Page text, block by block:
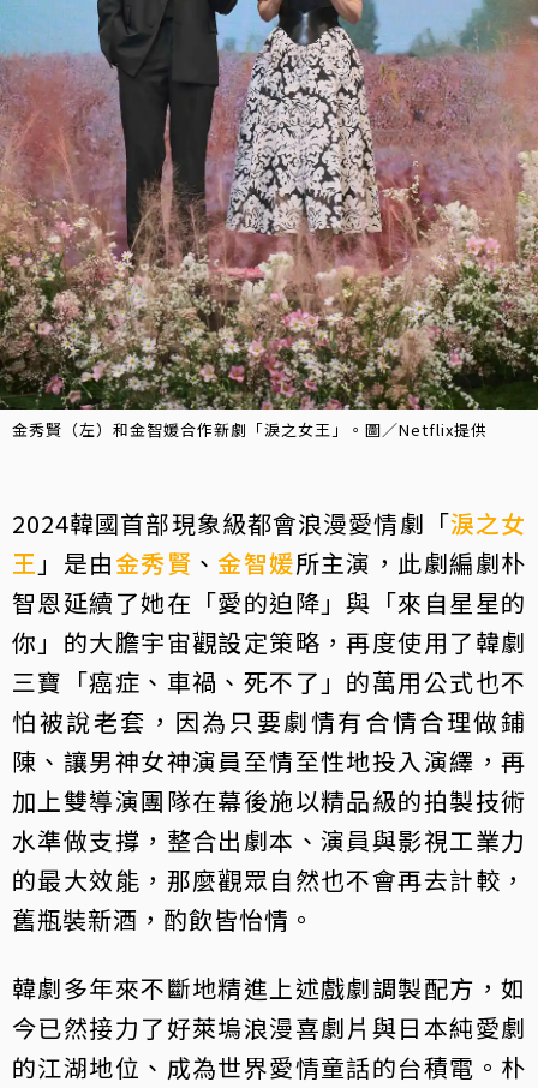
金秀賢（左）和金智媛合作新劇「淚之女王」。圖／Netflix提供
2024韓國首部現象級都會浪漫愛情劇「淚之女
王 」是由金秀賢 、金智媛所主演，此劇編劇朴
智恩延續了她在「愛的迫降」與「來自星星的
你」的大膽宇宙觀設定策略，再度使用了韓劇
三寶「癌症、車禍、死不了」的萬用公式也不
怕被說老套，因為只要劇情有合情合理做鋪
陳、讓男神女神演員至情至性地投入演繹，再
加上雙導演團隊在幕後施以精品級的拍製技術
水準做支撐，整合出劇本、演員與影視工業力
的最大效能，那麼觀眾自然也不會再去計較，
舊瓶裝新酒，酌飲皆怡情。
韓劇多年來不斷地精進上述戲劇調製配方，如
今已然接力了好萊塢浪漫喜劇片與日本純愛劇
的江湖地位、成為世界愛情童話的台積電。朴